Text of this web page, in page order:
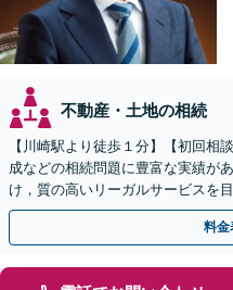
不動産・土地の相続
【川崎駅より徒歩１分】【初回相
成などの相続問題に豊富な実績が
け，質の高いリーガルサービスを
料金